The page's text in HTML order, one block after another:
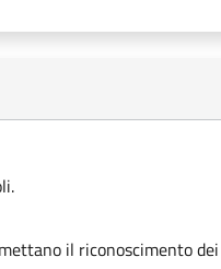
il riconoscimento